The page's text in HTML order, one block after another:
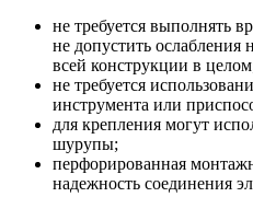
не требуется выполнять
не допустить ослабления
всей конструкции в
не требуется
инструмента или
для крепления могут
шурупы;
перфорированная
надежность соединения